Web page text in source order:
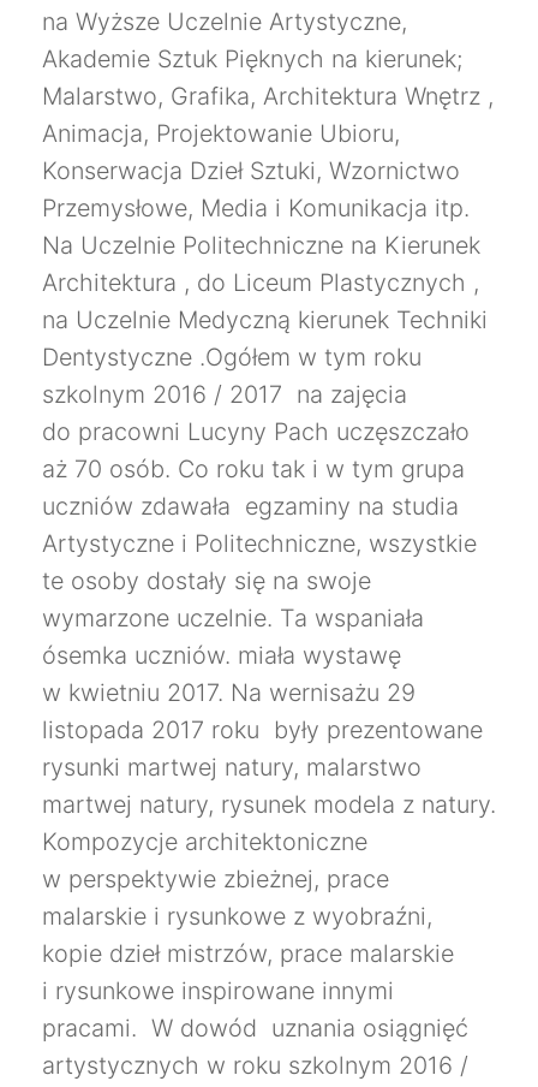
na Wyższe Uczelnie Artystyczne,
Akademie Sztuk Pięknych na kierunek;
Malarstwo, Grafika, Architektura Wnętrz ,
Animacja, Projektowanie Ubioru,
Konserwacja Dzieł Sztuki, Wzornictwo
Przemysłowe, Media i Komunikacja itp.
Na Uczelnie Politechniczne na Kierunek
Architektura , do Liceum Plastycznych ,
na Uczelnie Medyczną kierunek Techniki
Dentystyczne .Ogółem w tym roku
szkolnym 2016 / 2017 na zajęcia
do pracowni Lucyny Pach uczęszczało
aż 70 osób. Co roku tak i w tym grupa
uczniów zdawała egzaminy na studia
Artystyczne i Politechniczne, wszystkie
te osoby dostały się na swoje
wymarzone uczelnie. Ta wspaniała
ósemka uczniów. miała wystawę
w kwietniu 2017. Na wernisażu 29
listopada 2017 roku były prezentowane
rysunki martwej natury, malarstwo
martwej natury, rysunek modela z natury.
Kompozycje architektoniczne
w perspektywie zbieżnej, prace
malarskie i rysunkowe z wyobraźni,
kopie dzieł mistrzów, prace malarskie
i rysunkowe inspirowane innymi
pracami. W dowód uznania osiągnięć
artystycznych w roku szkolnym 2016 /